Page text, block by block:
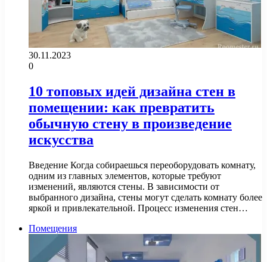
30.11.2023
0
10 топовых идей дизайна стен в
помещении: как превратить
обычную стену в произведение
искусства
Введение Когда собираешься переоборудовать комнату,
одним из главных элементов, которые требуют
изменений, являются стены. В зависимости от
выбранного дизайна, стены могут сделать комнату более
яркой и привлекательной. Процесс изменения стен…
Помещения